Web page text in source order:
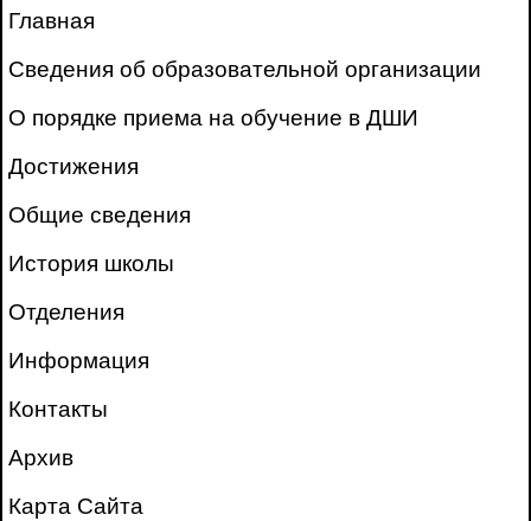
Главная
Сведения об образовательной организации
О порядке приема на обучение в ДШИ
Достижения
Общие сведения
История школы
Отделения
Информация
Контакты
Архив
Карта Сайта